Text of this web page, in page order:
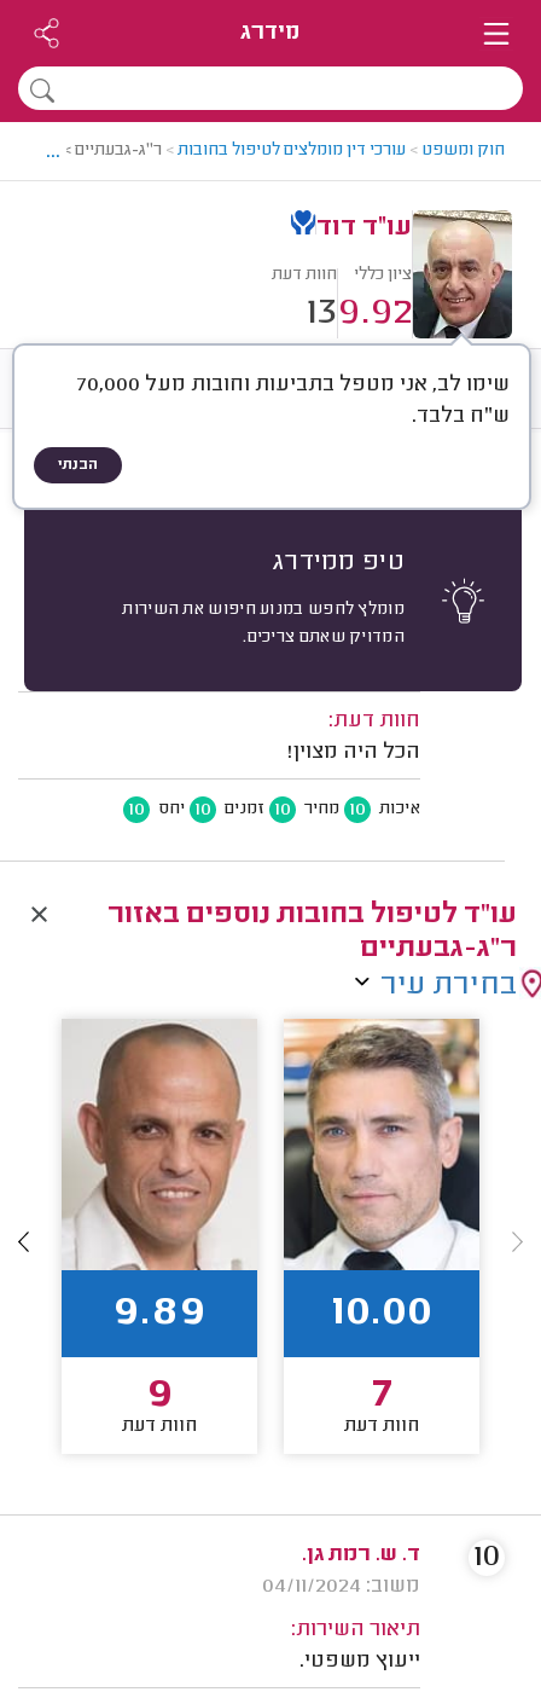
מידרג
חוק ומשפט > עורכי דין מומלצים לטיפול בחובות> ר"ג-גבעתיים > עו"ד
...
עו"ד דוד
ציון כללי
9.92
חוות דעת
13
שימו לב, אני מטפל בתביעות וחובות מעל 70,000
ש"ח בלבד.
הבנתי
טיפ ממידרג
מומלץ לחפש במנוע חיפוש את השירות
המדויק שאתם צריכים.
חוות דעת ממוצע רישוי ותעודות
אשרור: 23/06/2025
תיאור השירות:
חוות דעת:
הכל היה מצוין!
איכות 10 מחיר 10 זמנים 10 יחס 10
עו"ד לטיפול בחובות נוספים באזור
ר"ג-גבעתיים
בחירת עיר
10.00
7
חוות דעת
9.89
9
חוות דעת
ד. ש. רמת גן.
משוב: 04/11/2024
תיאור השירות:
ייעוץ משפטי.
10